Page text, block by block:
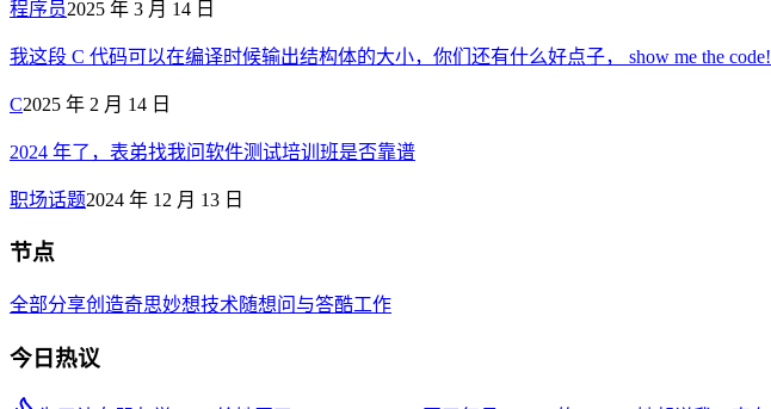
程序员2025 年 3 月 14 日
我这段 C 代码可以在编译时候输出结构体的大小，你们还有什么好点子， show me the code!
C2025 年 2 月 14 日
2024 年了，表弟找我问软件测试培训班是否靠谱
职场话题2024 年 12 月 13 日
节点
全部分享创造奇思妙想技术随想问与答酷工作
今日热议